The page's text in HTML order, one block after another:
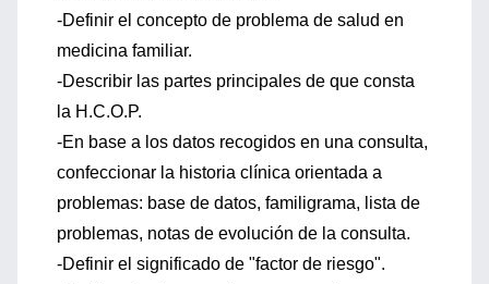
-Definir el concepto de problema de salud en
medicina familiar.
-Describir las partes principales de que consta
la H.C.O.P.
-En base a los datos recogidos en una consulta,
confeccionar la historia clínica orientada a
problemas: base de datos, familigrama, lista de
problemas, notas de evolución de la consulta.
-Definir el significado de "factor de riesgo".